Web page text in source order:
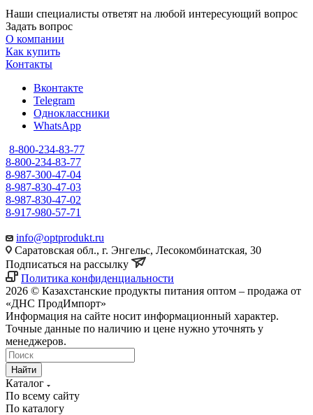
Наши специалисты ответят на любой интересующий вопрос
Задать вопрос
О компании
Как купить
Контакты
Вконтакте
Telegram
Одноклассники
WhatsApp
8-800-234-83-77
8-800-234-83-77
8-987-300-47-04
8-987-830-47-03
8-987-830-47-02
8-917-980-57-71
info@optprodukt.ru
Саратовская обл., г. Энгельс, Лесокомбинатская, 30
Подписаться на рассылку
Политика конфиденциальности
2026 © Казахстанские продукты питания оптом – продажа от
«ДНС ПродИмпорт»
Информация на сайте носит информационный характер.
Точные данные по наличию и цене нужно уточнять у
менеджеров.
Найти
Каталог
По всему сайту
По каталогу